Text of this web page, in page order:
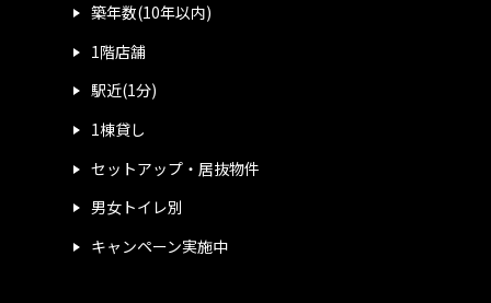
築年数(10年以内)
1階店舗
駅近(1分)
1棟貸し
セットアップ・居抜物件
男女トイレ別
キャンペーン実施中